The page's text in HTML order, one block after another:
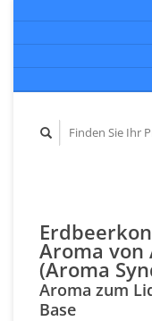
Aroma von
(Aroma
Aroma zum
Base